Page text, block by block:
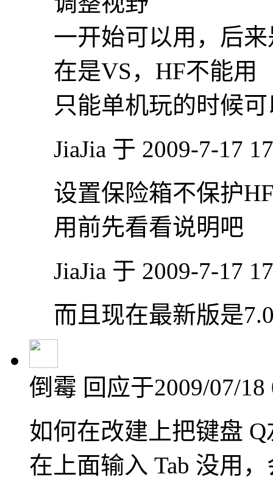
一开始可以用，后
在是VS，HF不能用
只能单机玩的时候
JiaJia 于 2009-7-17
设置保险箱不保护
用前先看看说明吧
JiaJia 于 2009-7-17
而且现在最新版是
倒霉 回应于2009/07/18
如何在改建上把键盘
在上面输入 Tab 没用